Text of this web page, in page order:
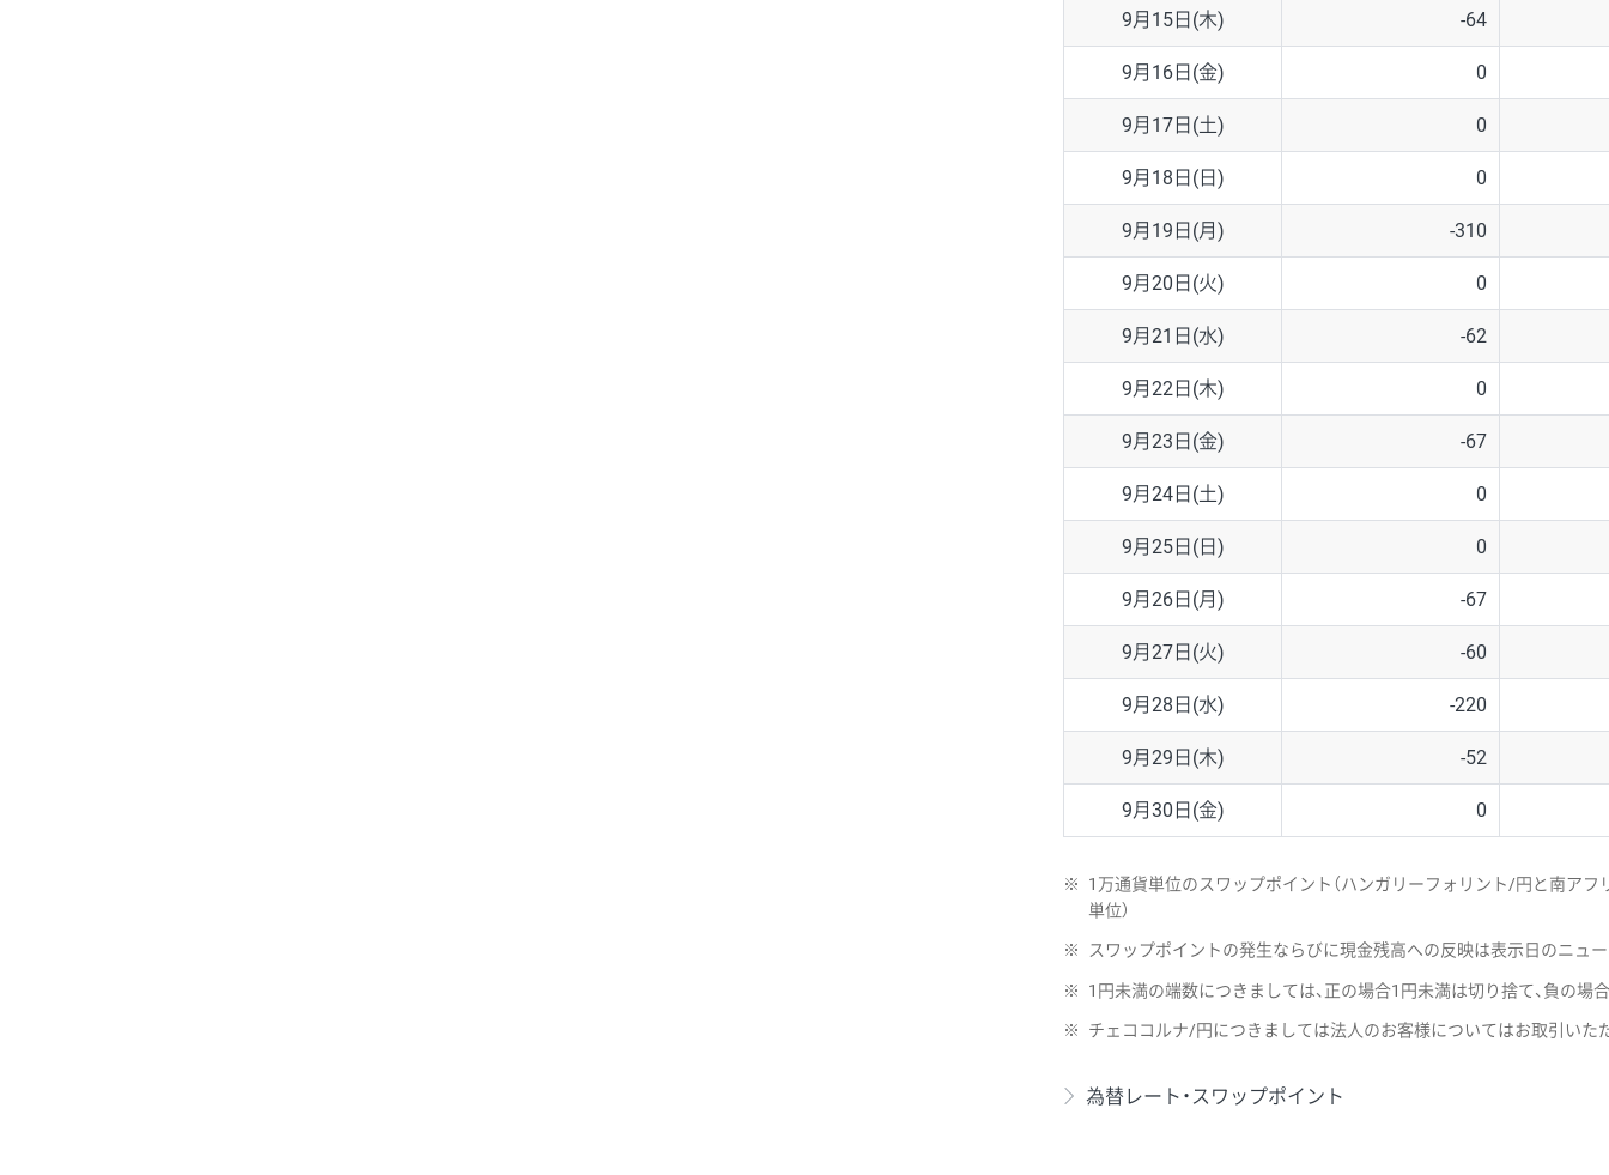
9月15日(木) -64
9月16日(金) 0
9月17日(土) 0
9月18日(日) 0
9月19日(月) -310
9月20日(火) 0
9月21日(水) -62
9月22日(木) 0
9月23日(金) -67
9月24日(土) 0
9月25日(日) 0
9月26日(月) -67
9月27日(火) -60
9月28日(水) -220
9月29日(木) -52
9月30日(金) 0
※
1万通貨単位のスワップポイント（ハンガリーフォリント/円と南ア
単位）
※ スワップポイントの発生ならびに現金残高への反映は表示日のニュ
※ 1円未満の端数につきましては、正の場合1円未満は切り捨て、負の場
※ チェココルナ/円につきましては法人のお客様についてはお取引いた
為替レート・スワップポイント